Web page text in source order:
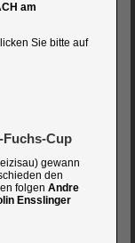
am
Sie bitte auf
Cup
gewann
den
folgen Andre
Ensslinger